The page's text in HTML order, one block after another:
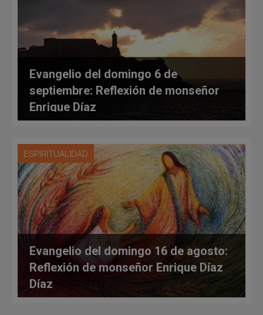
Evangelio del domingo 6 de
septiembre: Reflexión de monseñor
Enrique Díaz
ESPIRITUALIDAD
Evangelio del domingo 16 de agosto:
Reflexión de monseñor Enrique Díaz
Díaz